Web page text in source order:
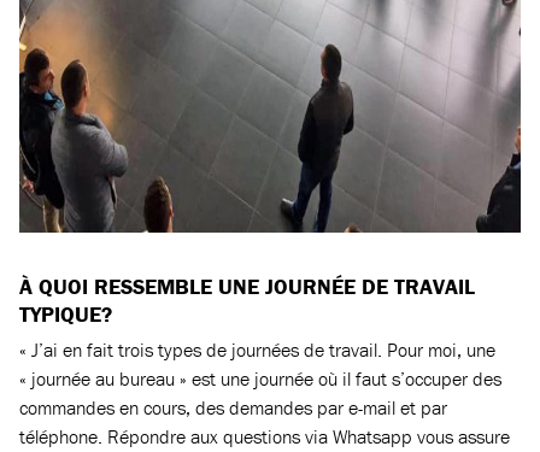
À QUOI RESSEMBLE UNE JOURNÉE DE TRAVAIL
TYPIQUE?
« J’ai en fait trois types de journées de travail. Pour moi, une
« journée au bureau » est une journée où il faut s’occuper des
commandes en cours, des demandes par e-mail et par
téléphone. Répondre aux questions via Whatsapp vous assure